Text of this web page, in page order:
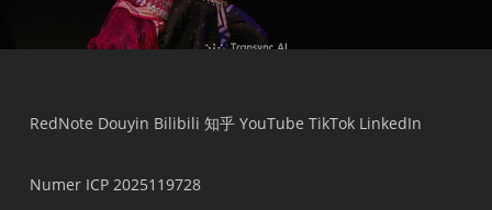
RedNote Douyin Bilibili 知乎 YouTube TikTok LinkedIn
Numer ICP 2025119728